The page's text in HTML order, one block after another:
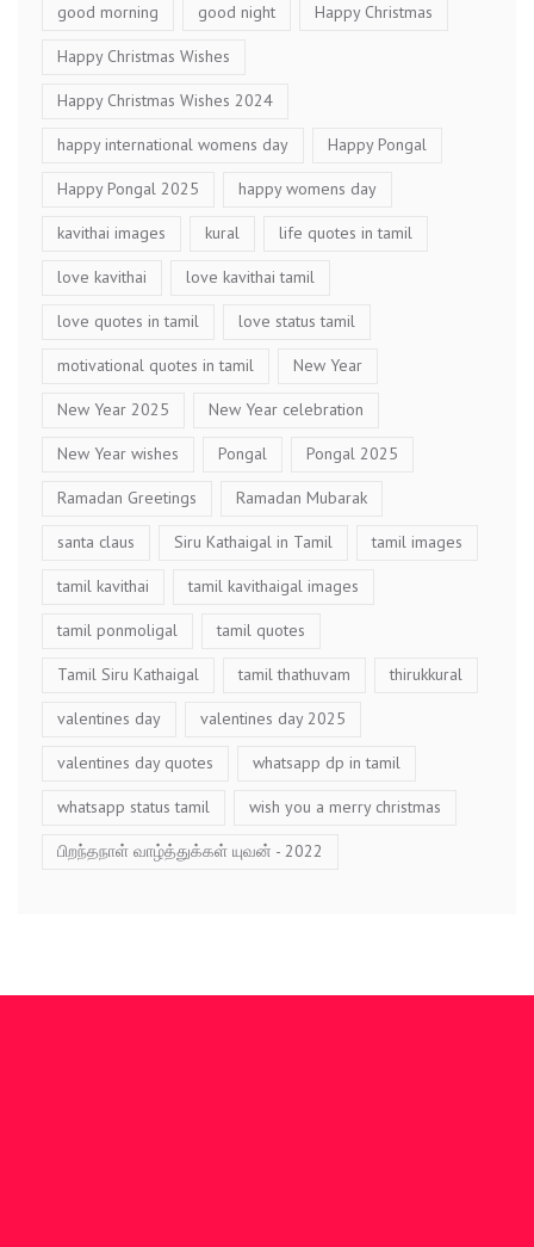
good morning good night Happy Christmas
Happy Christmas Wishes
Happy Christmas Wishes 2024
happy international womens day Happy Pongal
Happy Pongal 2025 happy womens day
kavithai images kural life quotes in tamil
love kavithai love kavithai tamil
love quotes in tamil love status tamil
motivational quotes in tamil New Year
New Year 2025 New Year celebration
New Year wishes Pongal Pongal 2025
Ramadan Greetings Ramadan Mubarak
santa claus Siru Kathaigal in Tamil tamil images
tamil kavithai tamil kavithaigal images
tamil ponmoligal tamil quotes
Tamil Siru Kathaigal tamil thathuvam thirukkural
valentines day valentines day 2025
valentines day quotes whatsapp dp in tamil
whatsapp status tamil wish you a merry christmas
பிறந்தநாள் வாழ்த்துக்கள் யுவன் - 2022